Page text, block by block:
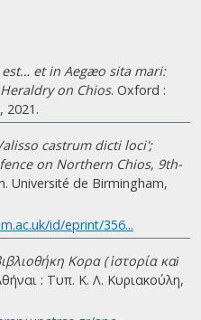
est… et in Aegæo sita mari:
on Chios. Oxford :
2021.
castrum dicti loci';
on Northern Chios, 9th-
Université de Birmingham,
id/eprint/356...
Κορα ( ἱστορία καὶ
: Τυπ. Κ. Λ. Κυριακούλη,